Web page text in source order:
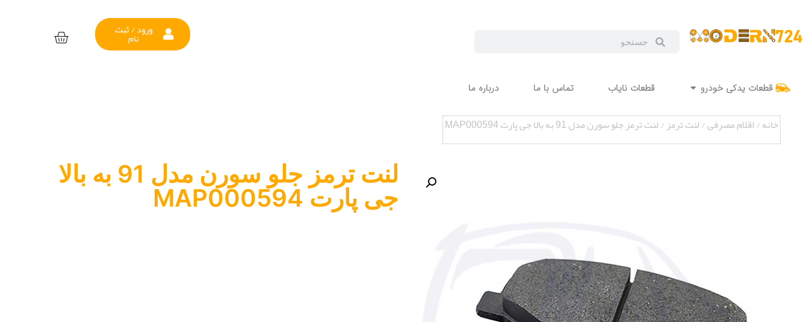
ورود / ثبت
نام
قطعات یدکی خودرو قطعات نایاب تماس با ما درباره ما
خانه/اقلام مصرفی/لنت ترمز/ لنت ترمز جلو سورن مدل 91 به بالا جی پارت MAP000594
لنت ترمز جلو سورن مدل 91 به بالا
جی پارت MAP000594